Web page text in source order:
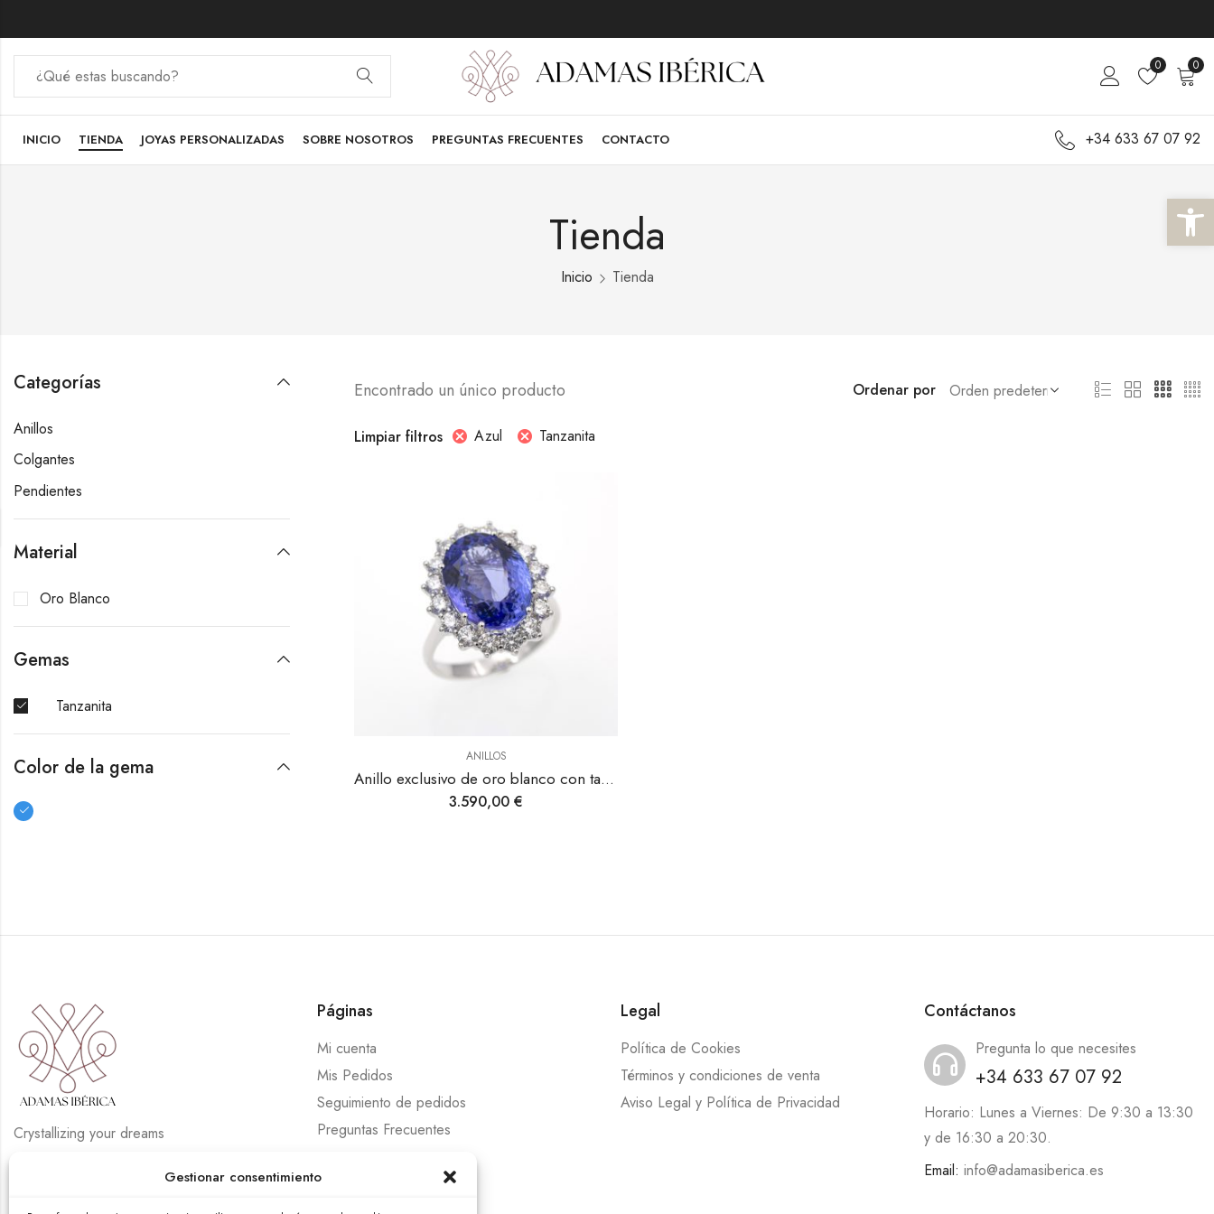
Abrir
Gestionar consentimiento
0 0
INICIO TIENDA JOYAS PERSONALIZADAS SOBRE NOSOTROS PREGUNTAS FRECUENTES CONTACTO +34 633 67 07 92
Tienda
Inicio Tienda
Encontrado un único producto Ordenar por
Limpiar filtros Azul Tanzanita
ANILLOS
Anillo exclusivo de oro blanco con tanzanita y diamantes.
3.590,00€
Categorías
Anillos
Colgantes
Pendientes
Material
Oro Blanco
Gemas
Tanzanita
Color de la gema
Crystallizing your dreams
Páginas
Mi cuenta
Mis Pedidos
Seguimiento de pedidos
Preguntas Frecuentes
Legal
Política de Cookies
Términos y condiciones de venta
Aviso Legal y Política de Privacidad
Contáctanos
Pregunta lo que necesites
+34 633 67 07 92
Horario: Lunes a Viernes: De 9:30 a 13:30
y de 16:30 a 20:30.
Email: info@adamasiberica.es